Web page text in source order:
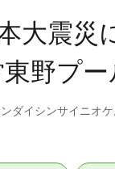
大震災
野プー
ダイシンサイニオ